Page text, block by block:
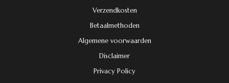
Verzendkosten
Betaalmethoden
Algemene voorwaarden
Disclaimer
Privacy Policy